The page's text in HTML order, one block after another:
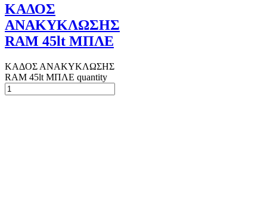
ΚΑΔΟΣ
ΑΝΑΚΥΚΛΩΣΗΣ
RAM 45lt ΜΠΛΕ
ΚΑΔΟΣ ΑΝΑΚΥΚΛΩΣΗΣ
RAM 45lt ΜΠΛΕ quantity